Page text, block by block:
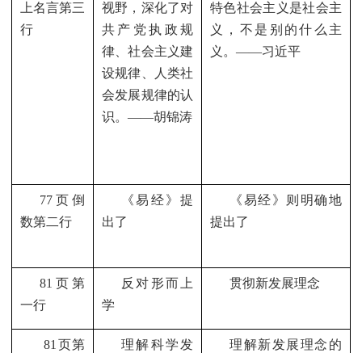
上名言第三
行
视野，深化了对
共产党执政规
律、社会主义建
设规律、人类社
会发展规律的认
识。——胡锦涛
特色社会主义是社会主
义，不是别的什么主
义。——习近平
77 页倒
数第二行
《易经》提
出了
《易经》则明确地
提出了
81 页第
一行
反对形而上
学
贯彻新发展理念
81 页第 理解科学发 理解新发展理念的